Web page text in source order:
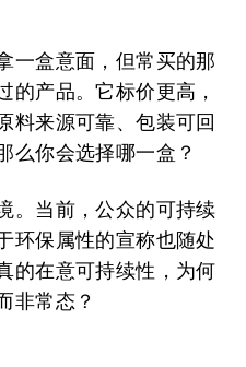
一盒意面，但常买的那
的产品。它标价更高，
料来源可靠、包装可回
么你会选择哪一盒？
。当前，公众的可持续
环保属性的宣称也随处
的在意可持续性，为何
非常态？